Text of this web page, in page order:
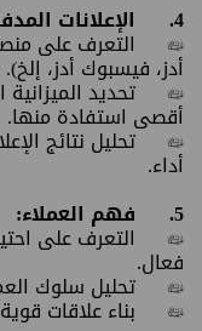
4.
الإعلانات
• التعرف على
أدز، فيسبوك أدز، إلخ).
• تحديد
أقصى استفادة منها.
• تحليل نتائج
أداء.
5.
فهم العملاء:
• التعرف على
فعال.
• تحليل سلوك
•
بناء علاقات